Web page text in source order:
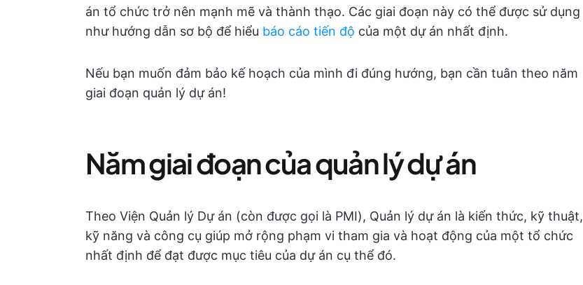
án tổ chức trở nên mạnh mẽ và thành thạo. Các giai đoạn này có thể được sử dụng
như hướng dẫn sơ bộ để hiểu báo cáo tiến độ của một dự án nhất định.
Nếu bạn muốn đảm bảo kế hoạch của mình đi đúng hướng, bạn cần tuân theo năm
giai đoạn quản lý dự án!
Năm giai đoạn của quản lý dự án
Theo Viện Quản lý Dự án (còn được gọi là PMI), Quản lý dự án là kiến thức, kỹ thuật,
kỹ năng và công cụ giúp mở rộng phạm vi tham gia và hoạt động của một tổ chức
nhất định để đạt được mục tiêu của dự án cụ thể đó.